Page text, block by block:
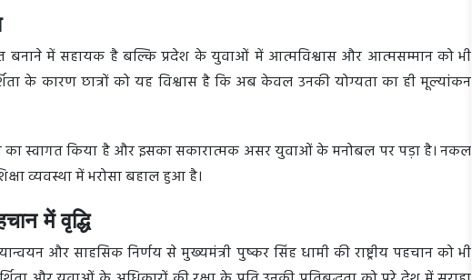
बनाने में सहायक है बल्कि प्रदेश के युवाओं में आत्मविश्वास और आत्मसम्मान को भी
के कारण छात्रों को यह विश्वास है कि अब केवल उनकी योग्यता का ही मूल्यांकन
स्वागत किया है और इसका सकारात्मक असर युवाओं के मनोबल पर पड़ा है। नकल
व्यवस्था में भरोसा बहाल हुआ है।
में वृद्धि
और साहसिक निर्णय से मुख्यमंत्री पुष्कर सिंह धामी की राष्ट्रीय पहचान को भी